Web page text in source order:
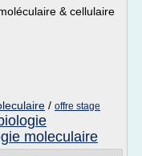
& cellulaire
/ offre stage
moleculaire